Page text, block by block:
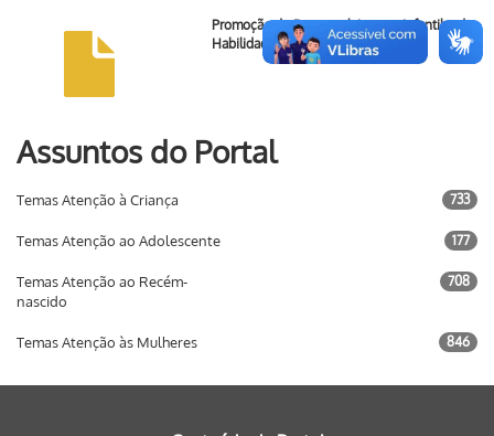
Promoção do Desenvolvimento Infantil e de
Habilidades …
Assuntos do Portal
Temas Atenção à Criança 733
Temas Atenção ao Adolescente 177
Temas Atenção ao Recém-
nascido
708
Temas Atenção às Mulheres 846